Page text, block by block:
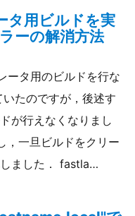
タ用ビルドを実
ーの解消方法
ータ用のビルドを行な
たのですが，後述す
が行えなくなりまし
，一旦ビルドをクリー
ました． fastla…